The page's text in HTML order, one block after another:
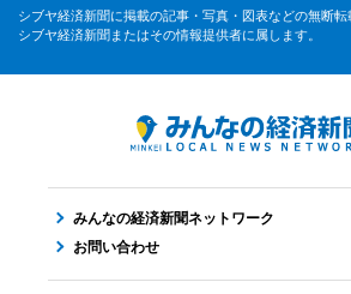
シブヤ経済新聞に掲載の記事・写真・図表などの無断
シブヤ経済新聞またはその情報提供者に属します。
みんなの経済新聞ネットワーク
お問い合わせ